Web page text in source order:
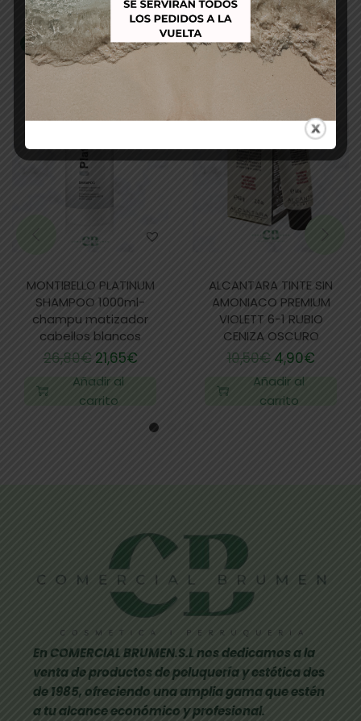
-19%
MONTIBELLO PLATINUM
SHAMPOO 1000ml-
champu matizador
cabellos blancos
26,80€ 21,65€
Añadir al
carrito
-53%
ALCANTARA TINTE SIN
AMONIACO PREMIUM
VIOLETT 6-1 RUBIO
CENIZA OSCURO
10,50€ 4,90€
Añadir al
carrito
En COMERCIAL BRUMEN.S.L nos dedicamos a la
venta de productos de peluquería y estética des
de 1985, ofreciendo una amplia gama que estén
a tu alcance económico y profesional.